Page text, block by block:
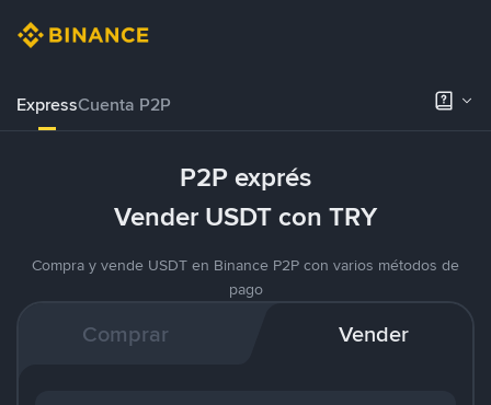
ExpressCuenta P2P
P2P exprés
Vender USDT con TRY
Compra y vende USDT en Binance P2P con varios métodos de
pago
Comprar Vender